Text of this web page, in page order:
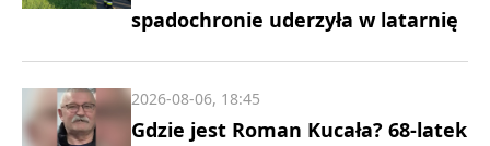
spadochronie uderzyła w latarnię
Gdzie jest Roman Kucała? 68-latek
2026-08-06, 18:45